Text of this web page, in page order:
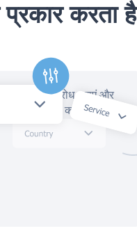
करता है
के साथ अनुरोध बनाएं और
से ऑफ़र प्राप्त करें